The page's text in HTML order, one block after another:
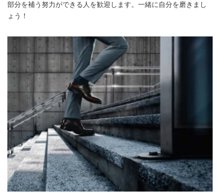
部分を補う努力ができる人を歓迎します。一緒に自分を磨きまし
ょう！